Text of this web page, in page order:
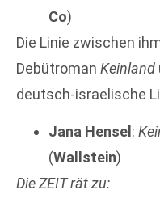
Co)
Die Linie zwischen
Debütroman Keinland
deutsch-israelische
Jana Hensel :
(Wallstein)
Die ZEIT rät zu: